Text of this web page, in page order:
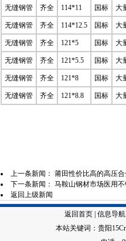
无缝钢管 齐全 114*11 国标 大
无缝钢管 齐全 114*12.5 国标 大
无缝钢管 齐全 121*5 国标 大
无缝钢管 齐全 121*5.5 国标 大
无缝钢管 齐全 121*8 国标 大
无缝钢管 齐全 121*8.8 国标 大
上一条新闻： 莆田性价比高的高压合
下一条新闻： 马鞍山钢材市场医用
返回上级新闻
返回首页 信息导航
本站关键词： 贵阳